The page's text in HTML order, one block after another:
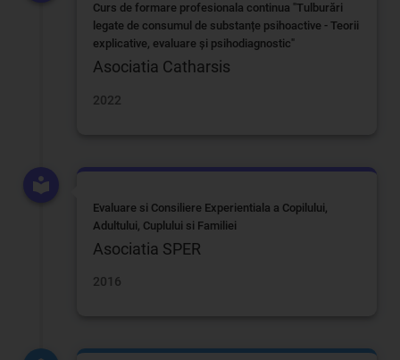
Curs de formare profesionala continua "Tulburări
legate de consumul de substanțe psihoactive - Teorii
explicative, evaluare și psihodiagnostic"
Asociatia Catharsis
2022
Evaluare si Consiliere Experientiala a Copilului,
Adultului, Cuplului si Familiei
Asociatia SPER
2016